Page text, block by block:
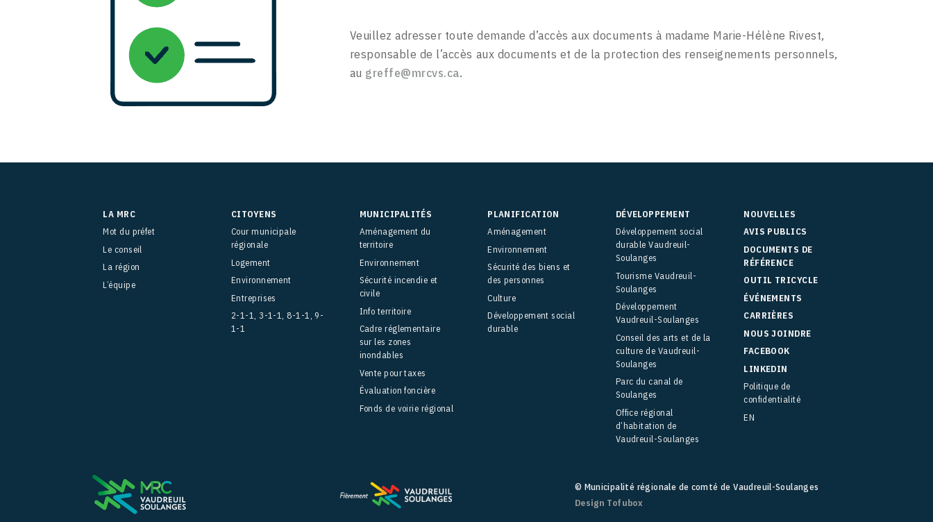
Veuillez adresser toute demande d’accès aux documents à madame Marie-Hélène Rivest,
responsable de l’accès aux documents et de la protection des renseignements personnels,
au greffe@mrcvs.ca.
LA MRC
Mot du préfet
Le conseil
La région
L’équipe
CITOYENS
Cour municipale
régionale
Logement
Environnement
Entreprises
2-1-1, 3-1-1, 8-1-1, 9-
1-1
MUNICIPALITÉS
Aménagement du
territoire
Environnement
Sécurité incendie et
civile
Info territoire
Cadre réglementaire
sur les zones
inondables
Vente pour taxes
Évaluation foncière
Fonds de voirie régional
PLANIFICATION
Aménagement
Environnement
Sécurité des biens et
des personnes
Culture
Développement social
durable
DÉVELOPPEMENT
Développement social
durable Vaudreuil-
Soulanges
Tourisme Vaudreuil-
Soulanges
Développement
Vaudreuil-Soulanges
Conseil des arts et de la
culture de Vaudreuil-
Soulanges
Parc du canal de
Soulanges
Office régional
d’habitation de
Vaudreuil-Soulanges
NOUVELLES
AVIS PUBLICS
DOCUMENTS DE
RÉFÉRENCE
OUTIL TRICYCLE
ÉVÉNEMENTS
CARRIÈRES
NOUS JOINDRE
FACEBOOK
LINKEDIN
Politique de
confidentialité
EN
© Municipalité régionale de comté de Vaudreuil-Soulanges
Design Tofubox